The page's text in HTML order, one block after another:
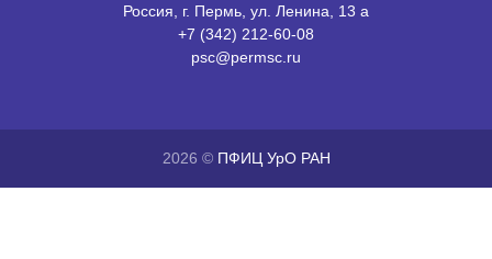
Россия, г. Пермь, ул. Ленина, 13 а
+7 (342) 212-60-08
psc@permsc.ru
2026 © ПФИЦ УрО РАН